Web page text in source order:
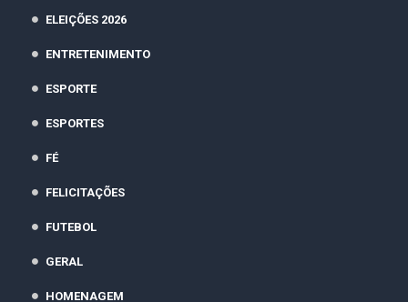
ELEIÇÕES 2026
ENTRETENIMENTO
ESPORTE
ESPORTES
FÉ
FELICITAÇÕES
FUTEBOL
GERAL
HOMENAGEM